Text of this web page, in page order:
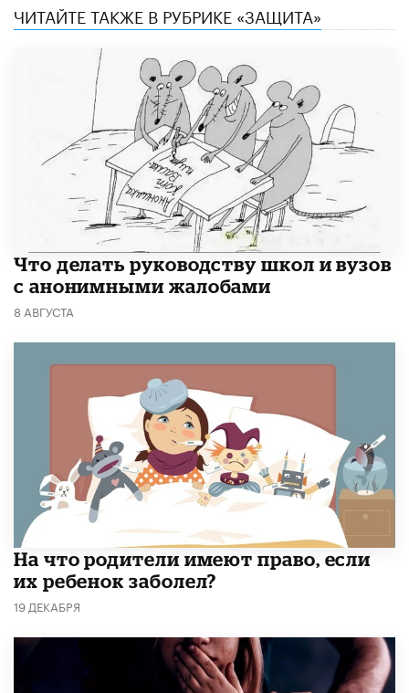
ЧИТАЙТЕ ТАКЖЕ В РУБРИКЕ «ЗАЩИТА»
Что делать руководству школ и вузов
с анонимными жалобами
8 АВГУСТА
На что родители имеют право, если
их ребенок заболел?
19 ДЕКАБРЯ